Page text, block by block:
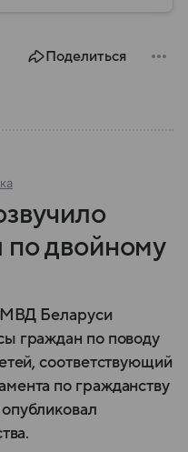
населением и
Поделиться
двойному
Беларуси
граждан по поводу
соответствующий
по гражданству